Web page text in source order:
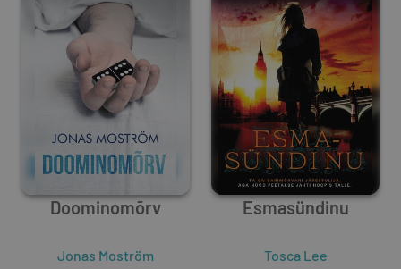
Doominomõrv
Jonas Moström
Esmasündinu
Tosca Lee